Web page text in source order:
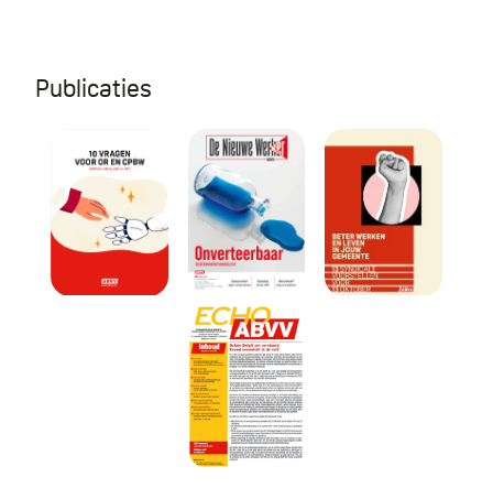
Publicaties
Brochure AI : 10 vragen voor OR en
De Nieuwe Werker 2 - 2025
Beter werken
Echo nr. 5 - 2024